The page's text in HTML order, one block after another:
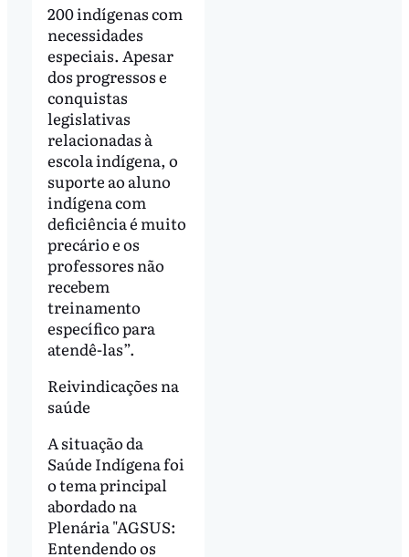
200 indígenas com
necessidades
especiais. Apesar
dos progressos e
conquistas
legislativas
relacionadas à
escola indígena, o
suporte ao aluno
indígena com
deficiência é muito
precário e os
professores não
recebem
treinamento
específico para
atendê-las”.
Reivindicações na
saúde
A situação da
Saúde Indígena foi
o tema principal
abordado na
Plenária "AGSUS:
Entendendo os